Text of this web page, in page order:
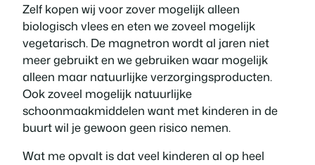
Zelf kopen wij voor zover mogelijk alleen
biologisch vlees en eten we zoveel mogelijk
vegetarisch. De magnetron wordt al jaren niet
meer gebruikt en we gebruiken waar mogelijk
alleen maar natuurlijke verzorgingsproducten.
Ook zoveel mogelijk natuurlijke
schoonmaakmiddelen want met kinderen in de
buurt wil je gewoon geen risico nemen.
Wat me opvalt is dat veel kinderen al op heel